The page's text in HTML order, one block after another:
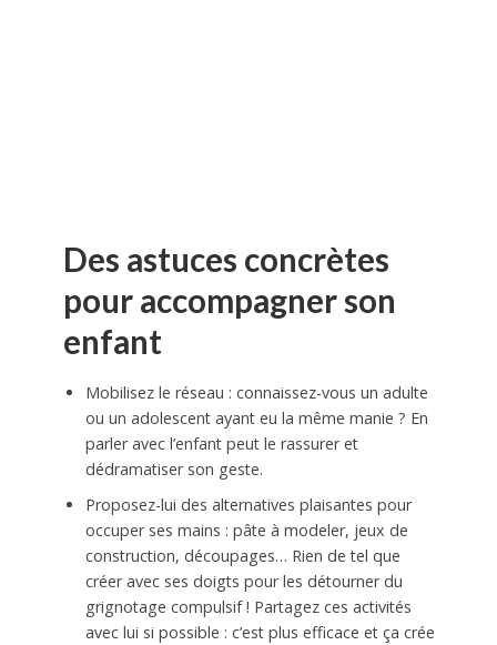
Des astuces concrètes
pour accompagner son
enfant
Mobilisez le réseau : connaissez-vous un adulte
ou un adolescent ayant eu la même manie ? En
parler avec l’enfant peut le rassurer et
dédramatiser son geste.
Proposez-lui des alternatives plaisantes pour
occuper ses mains : pâte à modeler, jeux de
construction, découpages… Rien de tel que
créer avec ses doigts pour les détourner du
grignotage compulsif ! Partagez ces activités
avec lui si possible : c’est plus efficace et ça crée